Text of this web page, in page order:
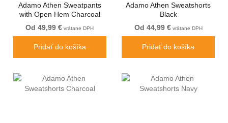
Adamo Athen Sweatpants
with Open Hem Charcoal
Od 49,99 € vrátane DPH
Pridať do košíka
Adamo Athen Sweatshorts
Black
Od 44,99 €vrátane DPH
Pridať do košíka